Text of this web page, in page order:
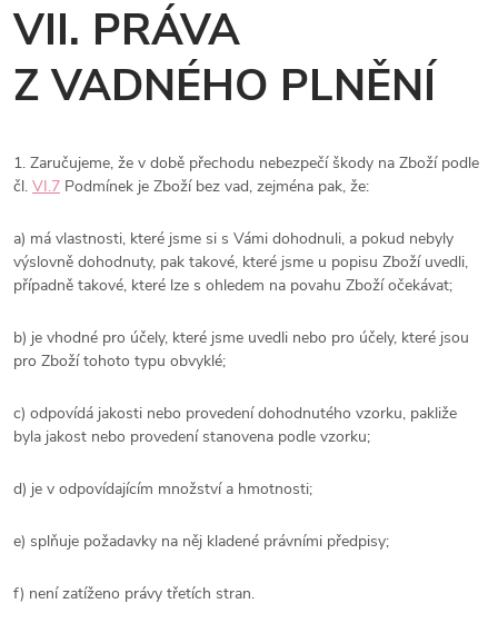
VII. PRÁVA
Z VADNÉHO PLNĚNÍ
1. Zaručujeme, že v době přechodu nebezpečí škody na Zboží podle
čl. VI.7 Podmínek je Zboží bez vad, zejména pak, že:
a) má vlastnosti, které jsme si s Vámi dohodnuli, a pokud nebyly
výslovně dohodnuty, pak takové, které jsme u popisu Zboží uvedli,
případně takové, které lze s ohledem na povahu Zboží očekávat;
b) je vhodné pro účely, které jsme uvedli nebo pro účely, které jsou
pro Zboží tohoto typu obvyklé;
c) odpovídá jakosti nebo provedení dohodnutého vzorku, pakliže
byla jakost nebo provedení stanovena podle vzorku;
d) je v odpovídajícím množství a hmotnosti;
e) splňuje požadavky na něj kladené právními předpisy;
f) není zatíženo právy třetích stran.